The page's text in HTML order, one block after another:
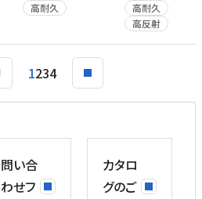
高耐久
高耐久
高反射
1234
問い合
わせフ
カタロ
グのご